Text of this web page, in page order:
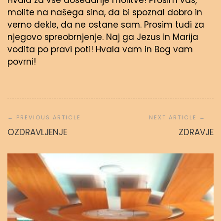
molite na našega sina, da bi spoznal dobro in
verno dekle, da ne ostane sam. Prosim tudi za
njegovo spreobrnjenje. Naj ga Jezus in Marija
vodita po pravi poti! Hvala vam in Bog vam
povrni!
prispevka
OZDRAVLJENJE ZDRAVJE